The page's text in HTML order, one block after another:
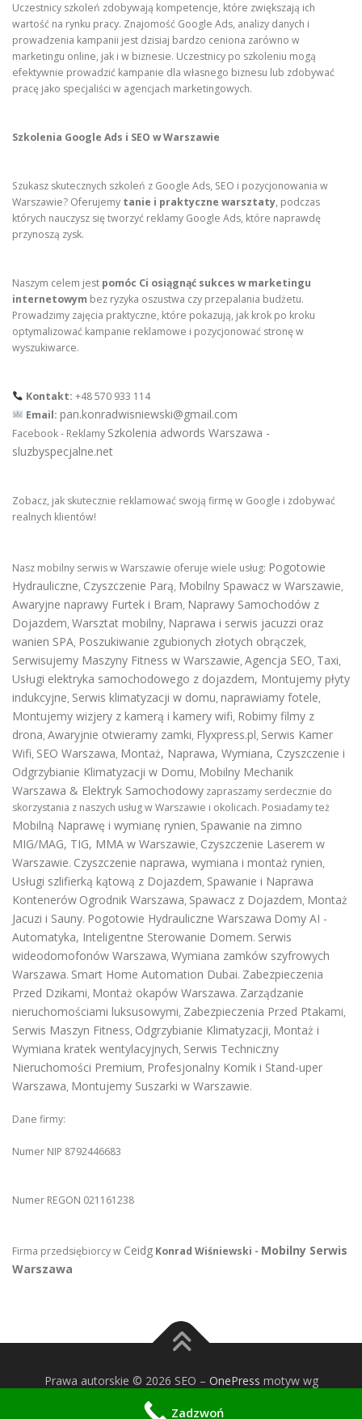
Uczestnicy szkoleń zdobywają kompetencje, które zwiększają ich
wartość na rynku pracy. Znajomość Google Ads, analizy danych i
prowadzenia kampanii jest dzisiaj bardzo ceniona zarówno w
marketingu online, jak i w biznesie. Uczestnicy po szkoleniu mogą
efektywnie prowadzić kampanie dla własnego biznesu lub zdobywać
pracę jako specjaliści w agencjach marketingowych.
Szkolenia Google Ads i SEO w Warszawie
Szukasz skutecznych szkoleń z Google Ads, SEO i pozycjonowania w
Warszawie? Oferujemy tanie i praktyczne warsztaty, podczas
których nauczysz się tworzyć reklamy Google Ads, które naprawdę
przynoszą zysk.
Naszym celem jest pomóc Ci osiągnąć sukces w marketingu
internetowym bez ryzyka oszustwa czy przepalania budżetu.
Prowadzimy zajęcia praktyczne, które pokazują, jak krok po kroku
optymalizować kampanie reklamowe i pozycjonować stronę w
wyszukiwarce.
Kontakt: +48 570 933 114
Email: pan.konradwisniewski@gmail.com
Facebook - Reklamy Szkolenia adwords Warszawa -
sluzbyspecjalne.net
Zobacz, jak skutecznie reklamować swoją firmę w Google i zdobywać
realnych klientów!
Nasz mobilny serwis w Warszawie oferuje wiele usług: Pogotowie
Hydrauliczne, Czyszczenie Parą, Mobilny Spawacz w Warszawie,
Awaryjne naprawy Furtek i Bram, Naprawy Samochodów z
Dojazdem, Warsztat mobilny, Naprawa i serwis jacuzzi oraz
wanien SPA, Poszukiwanie zgubionych złotych obrączek,
Serwisujemy Maszyny Fitness w Warszawie, Agencja SEO, Taxi,
Usługi elektryka samochodowego z dojazdem, Montujemy płyty
indukcyjne, Serwis klimatyzacji w domu, naprawiamy fotele,
Montujemy wizjery z kamerą i kamery wifi, Robimy filmy z
drona, Awaryjnie otwieramy zamki, Flyxpress.pl, Serwis Kamer
Wifi, SEO Warszawa, Montaż, Naprawa, Wymiana, Czyszczenie i
Odgrzybianie Klimatyzacji w Domu, Mobilny Mechanik
Warszawa & Elektryk Samochodowy zapraszamy serdecznie do
skorzystania z naszych usług w Warszawie i okolicach. Posiadamy też
Mobilną Naprawę i wymianę rynien, Spawanie na zimno
MIG/MAG, TIG, MMA w Warszawie, Czyszczenie Laserem w
Warszawie. Czyszczenie naprawa, wymiana i montaż rynien,
Usługi szlifierką kątową z Dojazdem, Spawanie i Naprawa
Kontenerów Ogrodnik Warszawa, Spawacz z Dojazdem, Montaż
Jacuzi i Sauny. Pogotowie Hydrauliczne Warszawa Domy AI -
Automatyka, Inteligentne Sterowanie Domem. Serwis
wideodomofonów Warszawa, Wymiana zamków szyfrowych
Warszawa. Smart Home Automation Dubai. Zabezpieczenia
Przed Dzikami, Montaż okapów Warszawa. Zarządzanie
nieruchomościami luksusowymi, Zabezpieczenia Przed Ptakami,
Serwis Maszyn Fitness, Odgrzybianie Klimatyzacji, Montaż i
Wymiana kratek wentylacyjnych, Serwis Techniczny
Nieruchomości Premium, Profesjonalny Komik i Stand-uper
Warszawa, Montujemy Suszarki w Warszawie.
Dane firmy:
Numer NIP 8792446683
Numer REGON 021161238
Firma przedsiębiorcy w Ceidg Konrad Wiśniewski - Mobilny Serwis
Warszawa
Prawa autorskie © 2026 SEO – OnePress motyw wg
FameThemes
Zadzwoń